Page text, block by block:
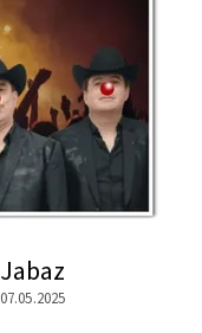
Jabaz
07.05.2025